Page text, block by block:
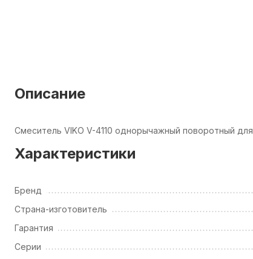
Описание
Смеситель VIKO V-4110 однорычажный поворотный
Характеристики
Бренд
Страна-изготовитель
Гарантия
Серии